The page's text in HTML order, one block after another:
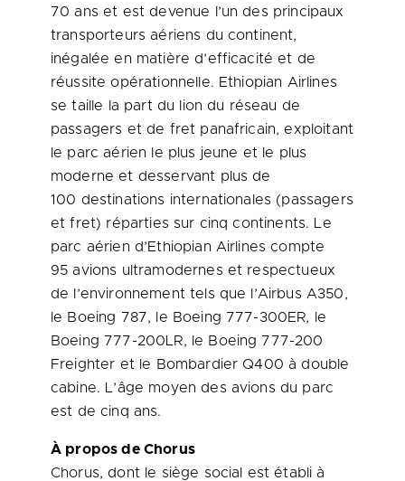
70 ans et est devenue l’un des principaux
transporteurs aériens du continent,
inégalée en matière d’efficacité et de
réussite opérationnelle. Ethiopian Airlines
se taille la part du lion du réseau de
passagers et de fret panafricain, exploitant
le parc aérien le plus jeune et le plus
moderne et desservant plus de
100 destinations internationales (passagers
et fret) réparties sur cinq continents. Le
parc aérien d’Ethiopian Airlines compte
95 avions ultramodernes et respectueux
de l’environnement tels que l’Airbus A350,
le Boeing 787, le Boeing 777-300ER, le
Boeing 777-200LR, le Boeing 777-200
Freighter et le Bombardier Q400 à double
cabine. L’âge moyen des avions du parc
est de cinq ans.
À propos de Chorus
Chorus, dont le siège social est établi à